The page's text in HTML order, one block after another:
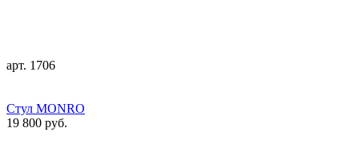
арт. 1706
Стул MONRO
19 800 руб.